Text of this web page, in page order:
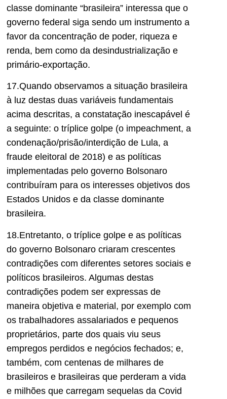
classe dominante “brasileira” interessa que o
governo federal siga sendo um instrumento a
favor da concentração de poder, riqueza e
renda, bem como da desindustrialização e
primário-exportação.
17.Quando observamos a situação brasileira
à luz destas duas variáveis fundamentais
acima descritas, a constatação inescapável é
a seguinte: o tríplice golpe (o impeachment, a
condenação/prisão/interdição de Lula, a
fraude eleitoral de 2018) e as políticas
implementadas pelo governo Bolsonaro
contribuíram para os interesses objetivos dos
Estados Unidos e da classe dominante
brasileira.
18.Entretanto, o tríplice golpe e as políticas
do governo Bolsonaro criaram crescentes
contradições com diferentes setores sociais e
políticos brasileiros. Algumas destas
contradições podem ser expressas de
maneira objetiva e material, por exemplo com
os trabalhadores assalariados e pequenos
proprietários, parte dos quais viu seus
empregos perdidos e negócios fechados; e,
também, com centenas de milhares de
brasileiros e brasileiras que perderam a vida
e milhões que carregam sequelas da Covid